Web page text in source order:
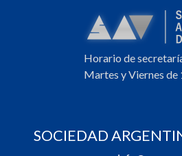
Horario de
Martes y Viernes de
SOCIEDAD